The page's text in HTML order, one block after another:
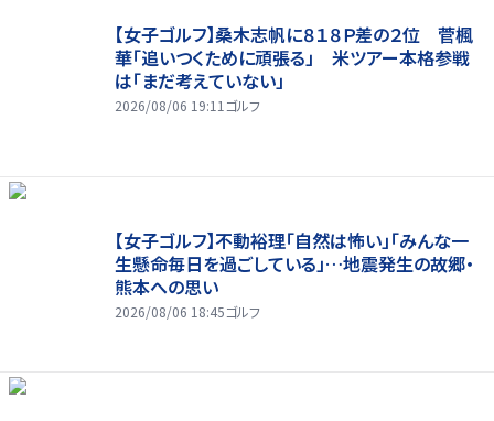
【女子ゴルフ】桑木志帆に８１８Ｐ差の２位 菅楓
華「追いつくために頑張る」 米ツアー本格参戦
は「まだ考えていない」
2026/08/06 19:11 ゴルフ
【女子ゴルフ】不動裕理「自然は怖い」「みんな一
生懸命毎日を過ごしている」…地震発生の故郷・
熊本への思い
2026/08/06 18:45ゴルフ